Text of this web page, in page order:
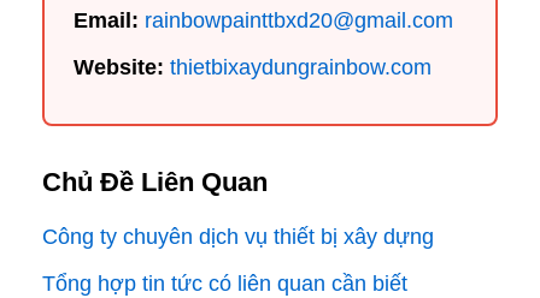
Email: rainbowpainttbxd20@gmail.com
Website: thietbixaydungrainbow.com
Chủ Đề Liên Quan
Công ty chuyên dịch vụ thiết bị xây dựng
Tổng hợp tin tức có liên quan cần biết